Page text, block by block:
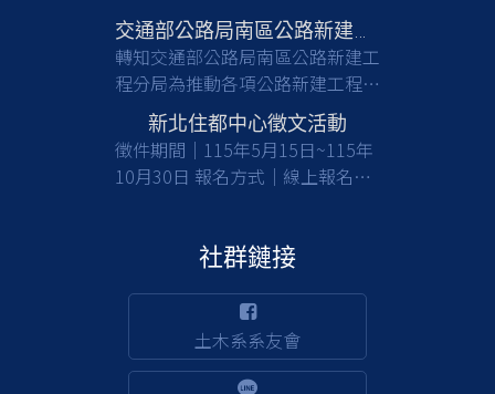
交通部公路局南區公路新建工程分局徵才
轉知交通部公路局南區公路新建工
程分局為推動各項公路新建工程，
亟需具備土木工程等相關專業背景
之人才加入，共同提升公共工程品
質與建設效能，請有意從事公部門
工程建設工作之應屆畢業生及校友
(含相關職缺資訊)1份，請於截止
日前(115/8/17)，至行政院人事行
政總處事求人機關徵才系統
(https://web3.dgpa.gov.tw/want03front/AP/
)，在機關名稱輸入「交通部公路
局南區公路新建工程分局」，可查
新北住都中心徵文活動
徵件期間｜115年5月15日~115年
10月30日 報名方式｜線上報名及
社群鏈接
土木系系友會